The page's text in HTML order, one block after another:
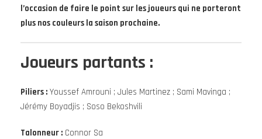
l’occasion de faire le point sur les joueurs qui ne porteront
plus nos couleurs la saison prochaine.
Joueurs partants :
Piliers : Youssef Amrouni ; Jules Martinez ; Sami Mavinga ;
Jérémy Boyadjis ; Soso Bekoshvili
Talonneur : Connor Sa